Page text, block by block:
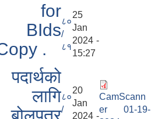
for
BIds
.
८०
/
८१
25
Jan
2024 -
15:27
लागि८०
/
20
Jan
2024 -
CamScann
er 01-19-